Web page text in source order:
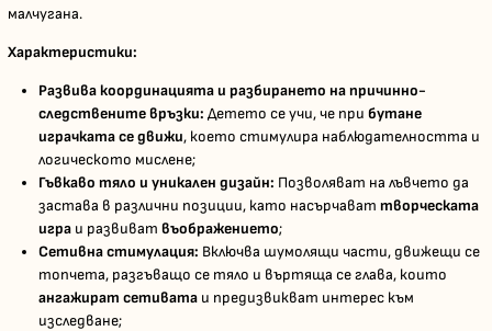
малчугана.
Характеристики:
Развива координацията и разбирането на причинно-
следствените връзки: Детето се учи, че при бутане
играчката се движи, което стимулира наблюдателността и
логическото мислене;
Гъвкаво тяло и уникален дизайн: Позволяват на лъвчето да
застава в различни позиции, като насърчават творческата
игра и развиват въображението;
Сетивна стимулация: Включва шумолящи части, движещи се
топчета, разгъващо се тяло и въртяща се глава, които
ангажират сетивата и предизвикват интерес към
изследване;